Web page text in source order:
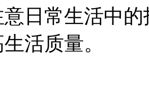
日常生活中
活质量。